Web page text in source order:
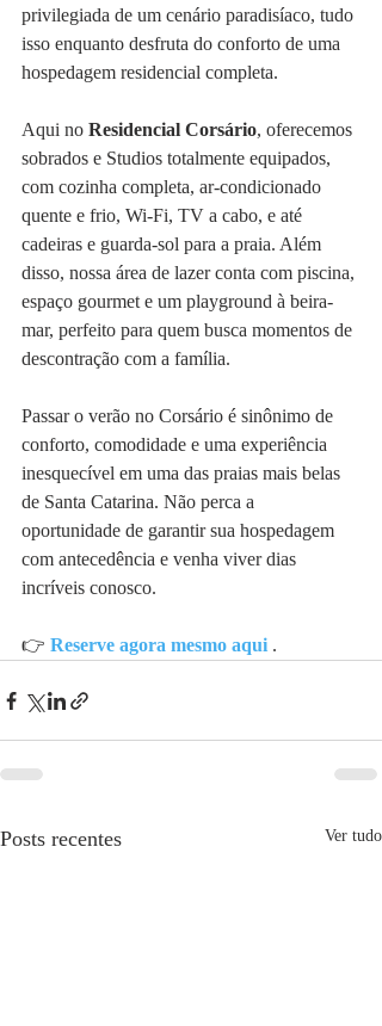
privilegiada de um cenário paradisíaco, tudo
isso enquanto desfruta do conforto de uma
hospedagem residencial completa.
Aqui no Residencial Corsário, oferecemos
sobrados e Studios totalmente equipados,
com cozinha completa, ar-condicionado
quente e frio, Wi-Fi, TV a cabo, e até
cadeiras e guarda-sol para a praia. Além
disso, nossa área de lazer conta com piscina,
espaço gourmet e um playground à beira-
mar, perfeito para quem busca momentos de
descontração com a família.
Passar o verão no Corsário é sinônimo de
conforto, comodidade e uma experiência
inesquecível em uma das praias mais belas
de Santa Catarina. Não perca a
oportunidade de garantir sua hospedagem
com antecedência e venha viver dias
incríveis conosco.
👉 Reserve agora mesmo aqui .
Posts recentes Ver tudo